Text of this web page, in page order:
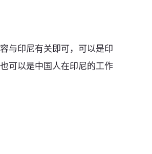
与印尼有关即可，可以是印
可以是中国人在印尼的工作